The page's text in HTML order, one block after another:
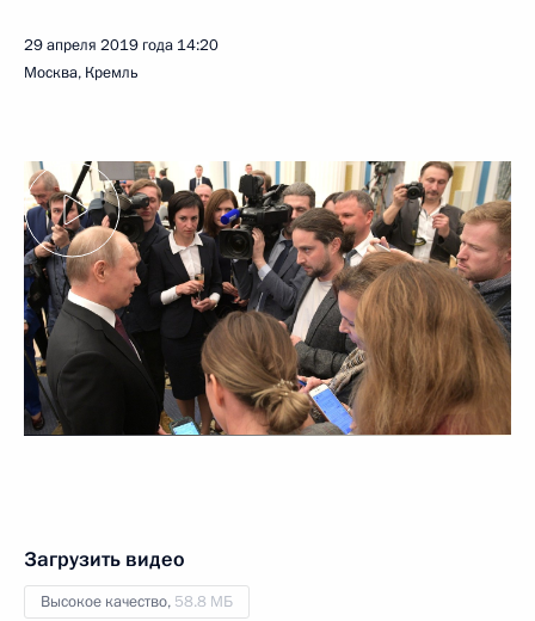
29 апреля 2019 года 14:20
Москва, Кремль
Загрузить видео
Высокое качество, 58.8 МБ